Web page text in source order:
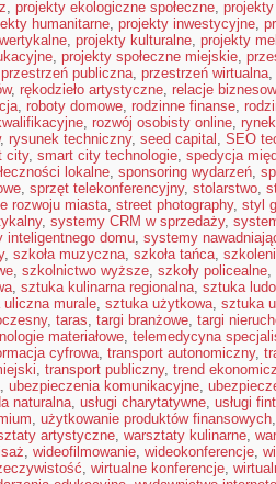
, projekty ekologiczne społeczne,
humanitarne, projekty inwestycyjne,
, projekty kulturalne, projekty
, projekty społeczne miejskie,
przestrzeń publiczna, przestrzeń wirtualna,
, rękodzieło artystyczne, relacje
, roboty domowe, rodzinne finanse,
, rozwój osobisty online,
, rysunek techniczny, seed capital , SEO
city, smart city technologie, spedycja
lokalne, sponsoring wydarzeń,
, sprzęt telekonferencyjny, stolarstwo,
rozwoju miasta, street photography, styl
, systemy CRM w sprzedaży,
inteligentnego domu, systemy
, szkoła muzyczna, szkoła tańca,
, szkolnictwo wyższe, szkoły policealne,
, sztuka kulinarna regionalna, sztuka
murale, sztuka użytkowa, sztuka
, taras, targi branżowe, targi
materiałowe, telemedycyna
cyfrowa, transport autonomiczny,
, transport publiczny, trend
, ubezpieczenia komunikacyjne,
naturalna, usługi charytatywne, usługi
, użytkowanie produktów finansowych
artystyczne, warsztaty kulinarne,
, wideofilmowanie, wideokonferencje,
, wirtualne konferencje,